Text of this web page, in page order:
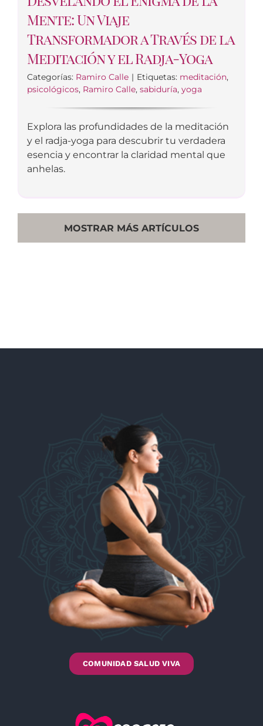
Mente: Un Viaje
Transformador a Través de la
Meditación y el Radja-Yoga
Categorías: Ramiro Calle | Etiquetas: meditación,
psicológicos, Ramiro Calle, sabiduría, yoga
Explora las profundidades de la meditación
y el radja-yoga para descubrir tu verdadera
esencia y encontrar la claridad mental que
anhelas.
MOSTRAR MÁS ARTÍCULOS
COMUNIDAD SALUD VIVA